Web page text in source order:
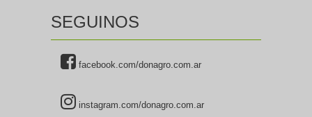
SEGUINOS
facebook.com/donagro.com.ar
instagram.com/donagro.com.ar